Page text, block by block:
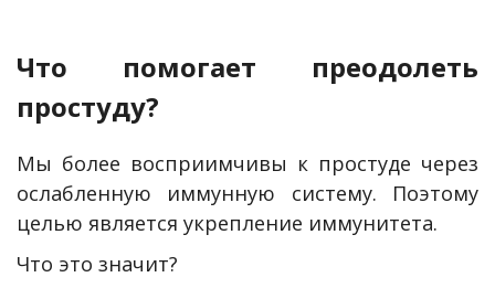
Что помогает преодолеть
простуду?
Мы более восприимчивы к простуде через
ослабленную иммунную систему. Поэтому
целью является укрепление иммунитета.
Что это значит?